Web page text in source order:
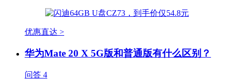
优惠直达 >
华为Mate 20 X 5G版和普通版有什么区别？
问答 4